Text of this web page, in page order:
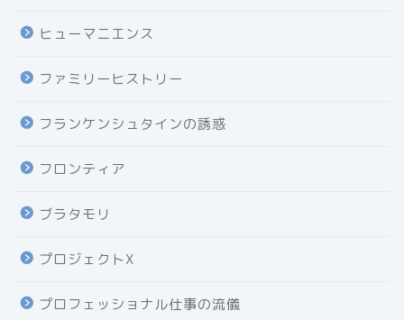
ヒューマニエンス
ファミリーヒストリー
フランケンシュタインの誘惑
フロンティア
ブラタモリ
プロジェクトX
プロフェッショナル仕事の流儀